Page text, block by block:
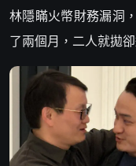
林隱瞞火幣財務漏洞
了兩個月，二人就拋